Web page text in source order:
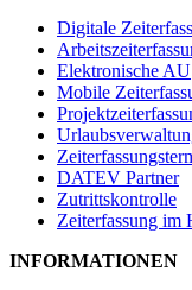
Digitale
Elektronische AU
Mobile
DATEV Partner
Zutrittskontrolle
Zeiterfassung im
INFORMATIONEN